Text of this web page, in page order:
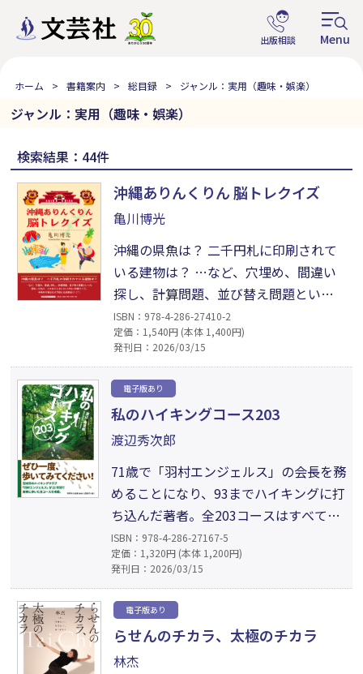
ホーム 書籍案内 総目録 ジャンル：実用（趣味・娯楽）
ジャンル：実用（趣味・娯楽）
検索結果：44件
沖縄ありんくりん 脳トレクイズ
亀川博光
沖縄の県魚は？ 二千円札に印刷されて
いる建物は？ …など、穴埋め、間違い
探し、計算問題、並び替え問題といっ
た頭を一ひねり、二ひねりしないとい
けない沖縄クイズ。歴史問題から地元
アーティストまで、老若男女問わず楽
しめます。沖縄旅行の下調べに、旅行後
の思い出をたどるよすがにも最適。中
高年の物忘れの予防にも効果あり
（？）まずは家族みんなでやってみよ
う！
ISBN：978-4-286-27410-2
定価：1,540円 (本体 1,400円)
発刊日：2026/03/15
電子版あり
私のハイキングコース203
渡辺秀次郎
71歳で「羽村エンジェルス」の会長を務
めることになり、93までハイキングに打
ち込んだ著者。全203コースはすべて下
見をし一人で考案したもの。はじめ7名
だったメンバーは、近隣7市町（福生
市、青梅市、あきる野市、立川市、昭島
市、奥多摩町、瑞穂町）からも集まるよ
うになり、多いときには100名以上に。
気になるコースがあれば、ぜひ一度、歩
いてみてください。
ISBN：978-4-286-27167-5
定価：1,320円 (本体 1,200円)
発刊日：2026/03/15
電子版あり
らせんのチカラ、太極のチカラ
林杰